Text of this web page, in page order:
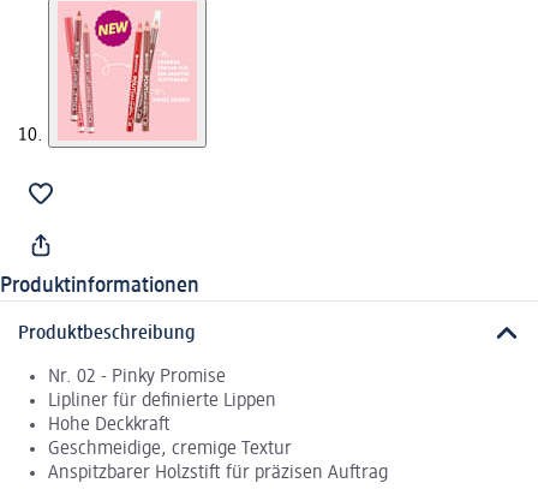
Produktinformationen
Produktbeschreibung
Nr. 02 - Pinky Promise
Lipliner für definierte Lippen
Hohe Deckkraft
Geschmeidige, cremige Textur
Anspitzbarer Holzstift für präzisen Auftrag